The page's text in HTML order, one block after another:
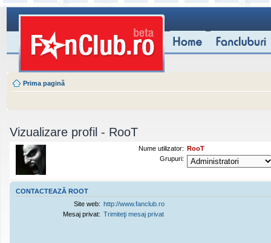
Prima pagină
Vizualizare profil - RooT
Nume utilizator: RooT
Grupuri:
CONTACTEAZĂ ROOT
Site web: http://www.fanclub.ro
Mesaj privat: Trimiteţi mesaj privat